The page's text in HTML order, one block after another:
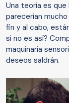
Una teoría es
parecerían
fin y al cabo,
si no es así?
maquinaria
deseos saldrán.